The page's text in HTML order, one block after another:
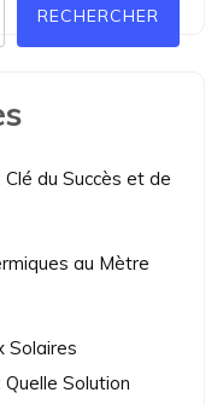
RECHERCHER
du Succès et de
au Mètre
Solaires
Solution